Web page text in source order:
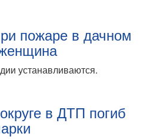
пожаре в дачном
устанавливаются.
в ДТП погиб